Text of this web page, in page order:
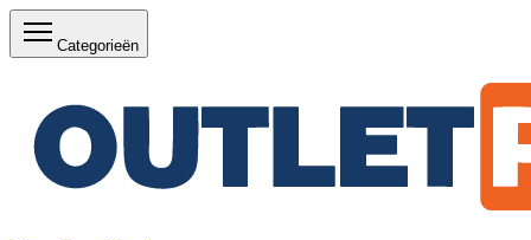
Categorieën